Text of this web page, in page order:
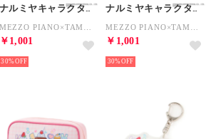
ナルミヤキャラクターズ
￥1,001
30%
ナルミヤキャラクターズ
￥1,001
30%